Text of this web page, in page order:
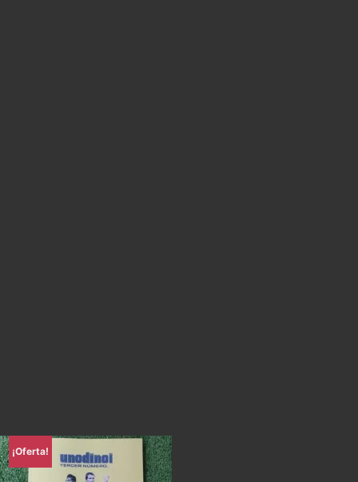
¡Oferta!